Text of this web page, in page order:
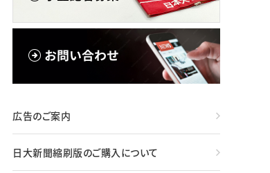
広告のご案内
日大新聞縮刷版のご購入について